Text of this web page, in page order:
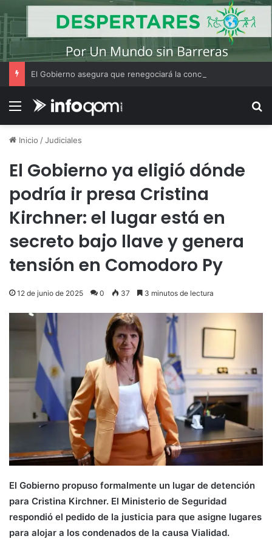
Menú
Inicio /Judiciales
El Gobierno ya eligió dónde
podría ir presa Cristina
Kirchner: el lugar está en
secreto bajo llave y genera
tensión en Comodoro Py
12 de junio de 2025 0 37 3 minutos de lectura
El Gobierno propuso formalmente un lugar de detención
para Cristina Kirchner. El Ministerio de Seguridad
respondió el pedido de la justicia para que asigne lugares
para alojar a los condenados de la causa Vialidad.